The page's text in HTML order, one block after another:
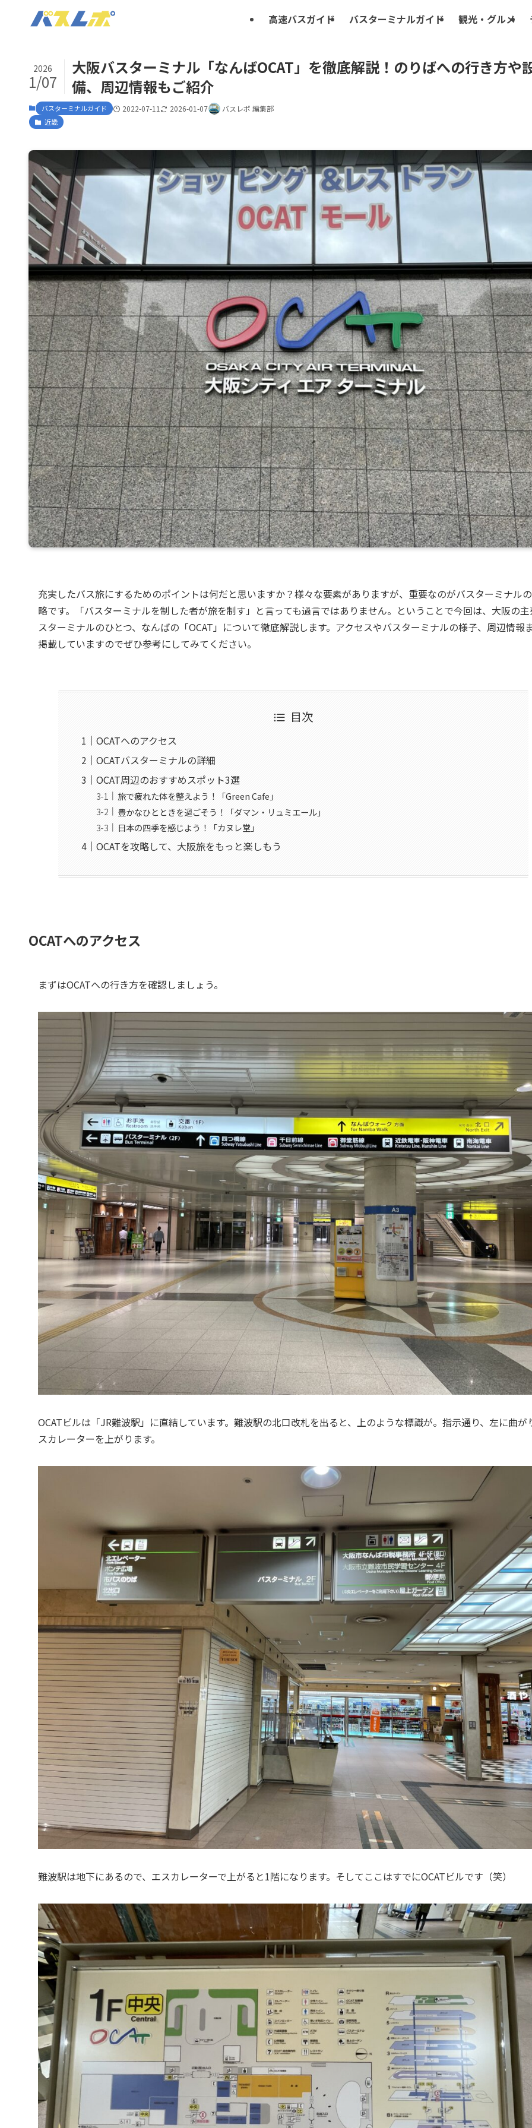
高速バスガイド バスターミナルガイド 観光・グルメ
大阪バスターミナル「なんばOCAT」を徹底解説！のりばへの行き方や
備、周辺情報もご紹介
2026
1/07
バスターミナルガイド 2022-07-11 2026-01-07 バスレポ 編集部
近畿
充実したバス旅にするためのポイントは何だと思いますか？様々な要素がありますが、重要なのがバスターミナル
略です。「バスターミナルを制した者が旅を制す」と言っても過言ではありません。ということで今回は、大阪の
スターミナルのひとつ、なんばの「OCAT」について徹底解説します。アクセスやバスターミナルの様子、周辺情報
掲載していますのでぜひ参考にしてみてください。
目次
OCATへのアクセス
OCATバスターミナルの詳細
OCAT周辺のおすすめスポット3選
旅で疲れた体を整えよう！「Green Cafe」
豊かなひとときを過ごそう！「ダマン・リュミエール」
日本の四季を感じよう！「カヌレ堂」
OCATを攻略して、大阪旅をもっと楽しもう
OCATへのアクセス
まずはOCATへの行き方を確認しましょう。
OCATビルは「JR難波駅」に直結しています。難波駅の北口改札を出ると、上のような標識が。指示通り、左に曲が
スカレーターを上がります。
難波駅は地下にあるので、エスカレーターで上がると1階になります。そしてここはすでにOCATビルです（笑）